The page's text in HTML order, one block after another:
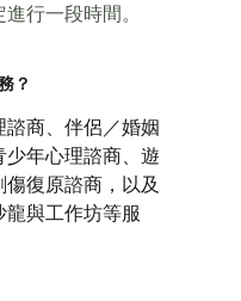
行一段時間。
？
商、伴侶／婚姻
年心理諮商、遊
復原諮商，以及
與工作坊等服